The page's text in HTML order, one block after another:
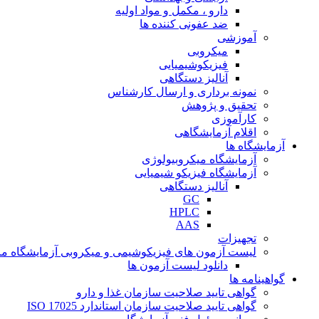
دارو ، مکمل و مواد اولیه
ضد عفونی کننده ها
آموزشی
میکروبی
فیزیکوشیمیایی
آنالیز دستگاهی
نمونه برداری و ارسال کارشناس
تحقیق و پژوهش
کارآموزی
اقلام آزمایشگاهی
آزمایشگاه ها
آزمایشگاه میکروبیولوژی
آزمایشگاه فیزیکو شیمیایی
آنالیز دستگاهی
GC
HPLC
AAS
تجهیزات
لیست آزمون های فیزیکوشیمی و میکروبی آزمایشگاه
دانلود لیست آزمون ها
گواهینامه ها
گواهی تایید صلاحیت سازمان غذا و دارو
گواهی تایید صلاحیت سازمان استاندارد ISO 17025